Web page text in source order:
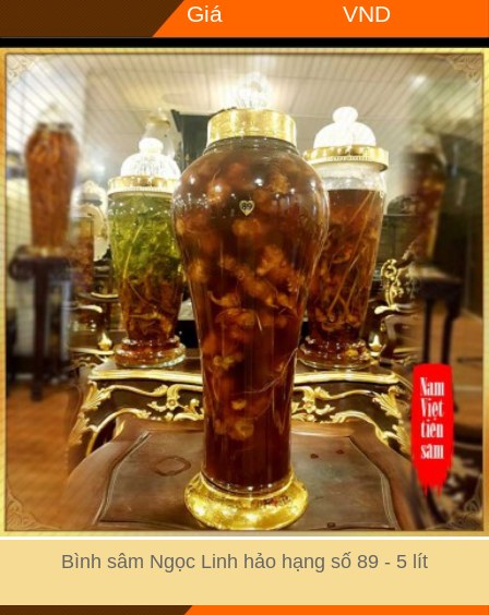
Giá VND
Bình sâm Ngọc Linh hảo hạng số 89 - 5 lít